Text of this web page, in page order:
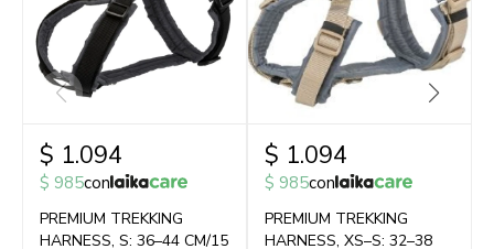
$ 1.094
$ 985con
PREMIUM TREKKING
HARNESS, S: 36–44 CM/15
$ 1.094
$ 985con
PREMIUM TREKKING
HARNESS, XS–S: 32–38